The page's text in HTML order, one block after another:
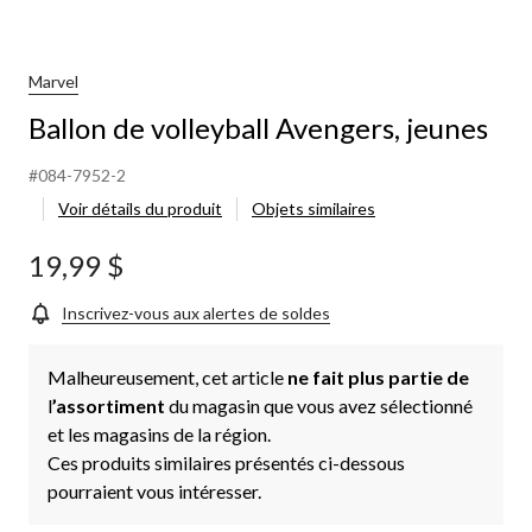
Marvel
Ballon de volleyball Avengers, jeunes
#084-7952-2
Voir détails du produit
Objets similaires
19,99 $
Inscrivez-vous aux alertes de soldes
Malheureusement, cet article ne fait plus partie de
l’assortiment du magasin que vous avez sélectionné
et les magasins de la région.
Ces produits similaires présentés ci-dessous
pourraient vous intéresser.